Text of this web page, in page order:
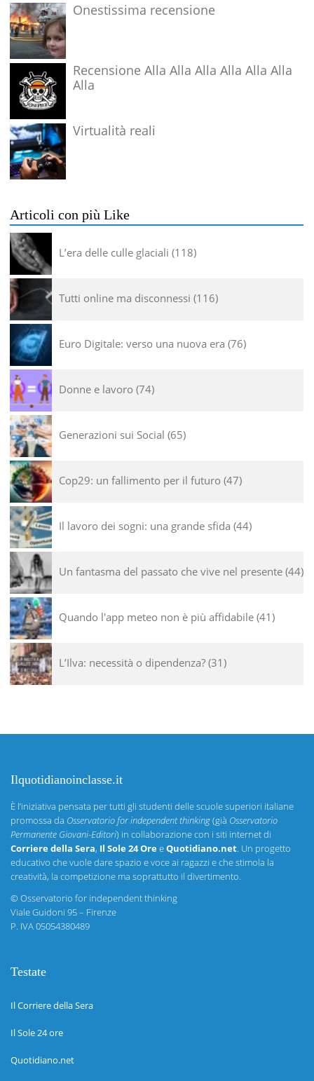
Onestissima recensione
Recensione Alla Alla Alla Alla Alla Alla
Alla
Virtualità reali
Articoli con più Like
L’era delle culle glaciali 118
Tutti online ma disconnessi 116
Euro Digitale: verso una nuova era 76
Donne e lavoro 74
Generazioni sui Social 65
Cop29: un fallimento per il futuro 47
Il lavoro dei sogni: una grande sfida 44
Un fantasma del passato che vive nel presente 44
Quando l'app meteo non è più affidabile 41
L’Ilva: necessità o dipendenza? 31
Ilquotidianoinclasse.it
È l’iniziativa pensata per tutti gli studenti delle scuole superiori italiane
promossa da Osservatorio for independent thinking(già Osservatorio
Permanente Giovani-Editori) in collaborazione con i siti internet di
Corriere della Sera, Il Sole 24 OreeQuotidiano.net. Un progetto
educativo che vuole dare spazio e voce ai ragazzi e che stimola la
creatività, la competizione ma soprattutto il divertimento.
©Osservatorio for independent thinking
Viale Guidoni 95 – Firenze
P. IVA 05054380489
Testate
Il Corriere della Sera
Il Sole 24 ore
Quotidiano.net